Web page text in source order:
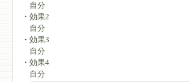
自分
・効果2
自分
・効果3
自分
・効果4
自分